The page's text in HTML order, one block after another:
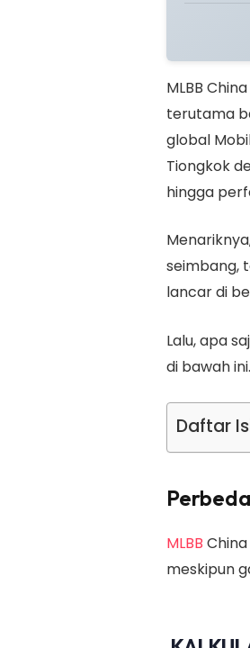
MLBB
terutama
global
Tiongkok
hingga
seimbang,
lancar di
Lalu, apa
di bawah ini.
Daftar
MLBB
meskipun